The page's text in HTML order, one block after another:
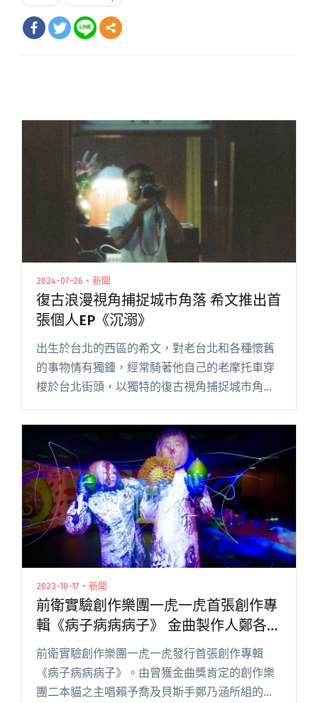
2024-07-26・新聞
復古浪漫視角捕捉城市角落 希文推出首
張個人EP《沉溺》
出生於台北的西區的希文，對老台北和各種懷舊
的事物情有獨鍾，經常騎著他自己的老摩托車穿
梭於台北街頭，以獨特的復古視角捕捉城市角落
的各種浪漫。這種熱愛也深深融入他的音樂創作
中，推出個人首張 EP《沉溺》。 《沉溺》融合
了八Ｏ年代復古浪漫的元素，閱讀全文 "復古浪
漫視角捕捉城市角落 希文推出首張個人EP《沉
溺》"
2023-10-17・新聞
前衛實驗創作樂團一虎一虎首張創作專
輯《病子病病病子》 金曲製作人鄭各均
擔綱製作
前衛實驗創作樂團一虎一虎發行首張創作專輯
《病子病病病子》。由曾獲金曲獎肯定的創作樂
團二本貓之主唱賴予喬及貝斯手鄭乃涵所組的前